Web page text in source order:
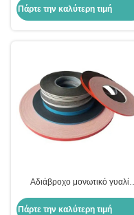
ταινία για διπλό γυαλί σε μαύρο
Πάρτε την καλύτερη τιμή
Αδιάβροχο μονωτικό γυαλί
70% υπόλοιπο
Πάρτε την καλύτερη τιμή